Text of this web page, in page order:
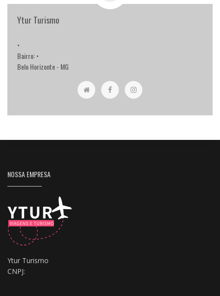
Ytur Turismo
•
Bairro: •
Belo Horizonte - MG
NOSSA EMPRESA
Ytur Turismo
CNPJ: